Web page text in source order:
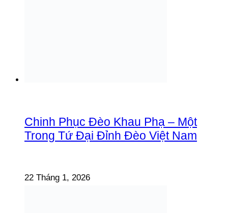
Chinh Phục Đèo Khau Phạ – Một
Trong Tứ Đại Đỉnh Đèo Việt Nam
22 Tháng 1, 2026